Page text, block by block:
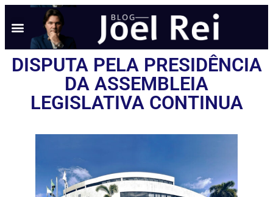
DISPUTA PELA PRESIDÊNCIA
DA ASSEMBLEIA
LEGISLATIVA CONTINUA